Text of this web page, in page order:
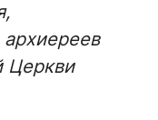
архиереев
Церкви